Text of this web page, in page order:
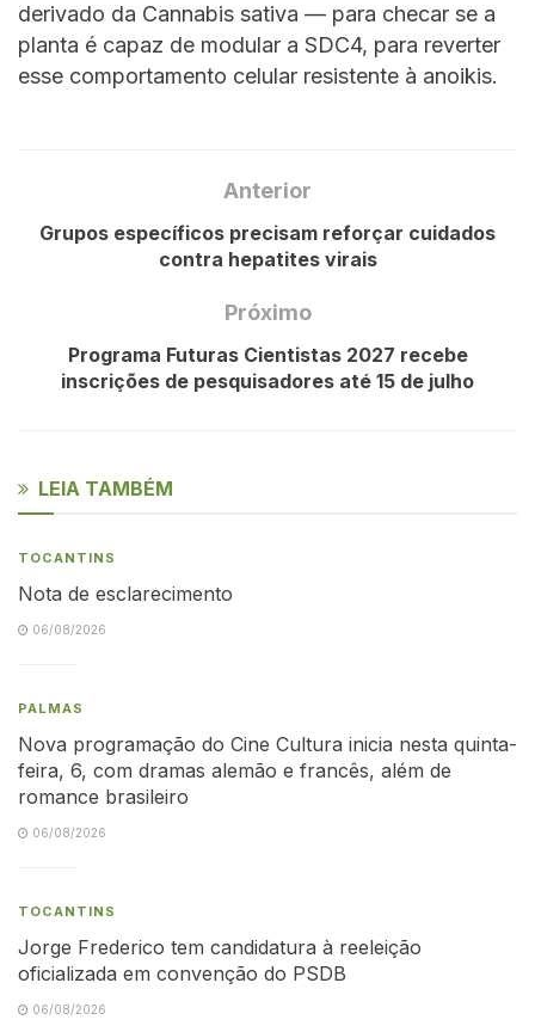
derivado da Cannabis sativa — para checar se a
planta é capaz de modular a SDC4, para reverter
esse comportamento celular resistente à anoikis.
Anterior
Grupos específicos precisam reforçar cuidados
contra hepatites virais
Próximo
Programa Futuras Cientistas 2027 recebe
inscrições de pesquisadores até 15 de julho
LEIA TAMBÉM
TOCANTINS
Nota de esclarecimento
06/08/2026
PALMAS
Nova programação do Cine Cultura inicia nesta quinta-
feira, 6, com dramas alemão e francês, além de
romance brasileiro
06/08/2026
TOCANTINS
Jorge Frederico tem candidatura à reeleição
oficializada em convenção do PSDB
06/08/2026